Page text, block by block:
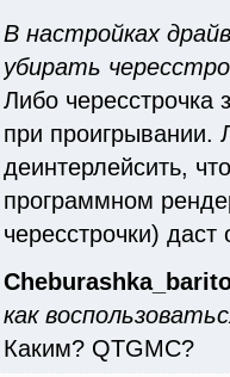
В настройках
убирать
Либо чересстрочка
при проигрывании.
деинтерлейсить,
программном
чересстрочки) даст
как
Каким? QTGMC?